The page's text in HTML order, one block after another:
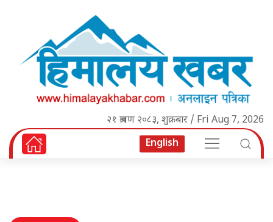
२१ श्रावण २०८३, शुक्रबार / Fri Aug 7, 2026
English